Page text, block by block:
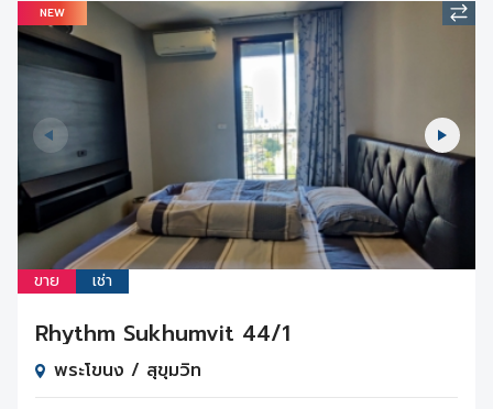
NEW
ขาย เช่า
Rhythm Sukhumvit 44/1
พระโขนง / สุขุมวิท